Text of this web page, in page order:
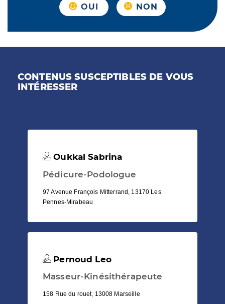
OUI NON
CONTENUS SUSCEPTIBLES DE VOUS
INTÉRESSER
Oukkal Sabrina
Pédicure-Podologue
97 Avenue François Mitterrand, 13170 Les
Pennes-Mirabeau
Pernoud Leo
Masseur-Kinésithérapeute
158 Rue du rouet, 13008 Marseille